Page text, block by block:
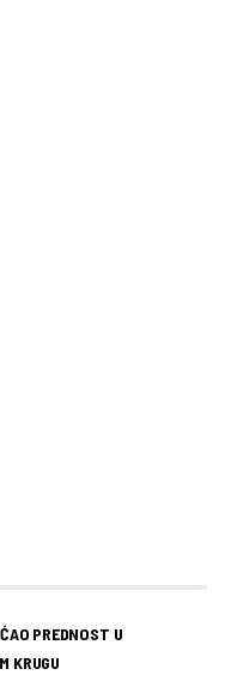
PREDNOST U
KRUGU